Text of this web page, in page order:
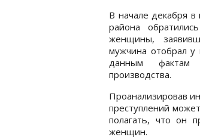
В начале декабря в
района
женщины,
мужчина отобрал у
данным фактам
производства.
Проанализировав
преступлений
полагать, что он
женщин.